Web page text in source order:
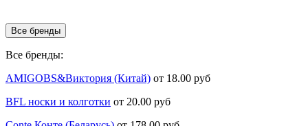
Все бренды
Все бренды:
AMIGOBS&Виктория (Китай) от 18.00 руб
BFL носки и колготки от 20.00 руб